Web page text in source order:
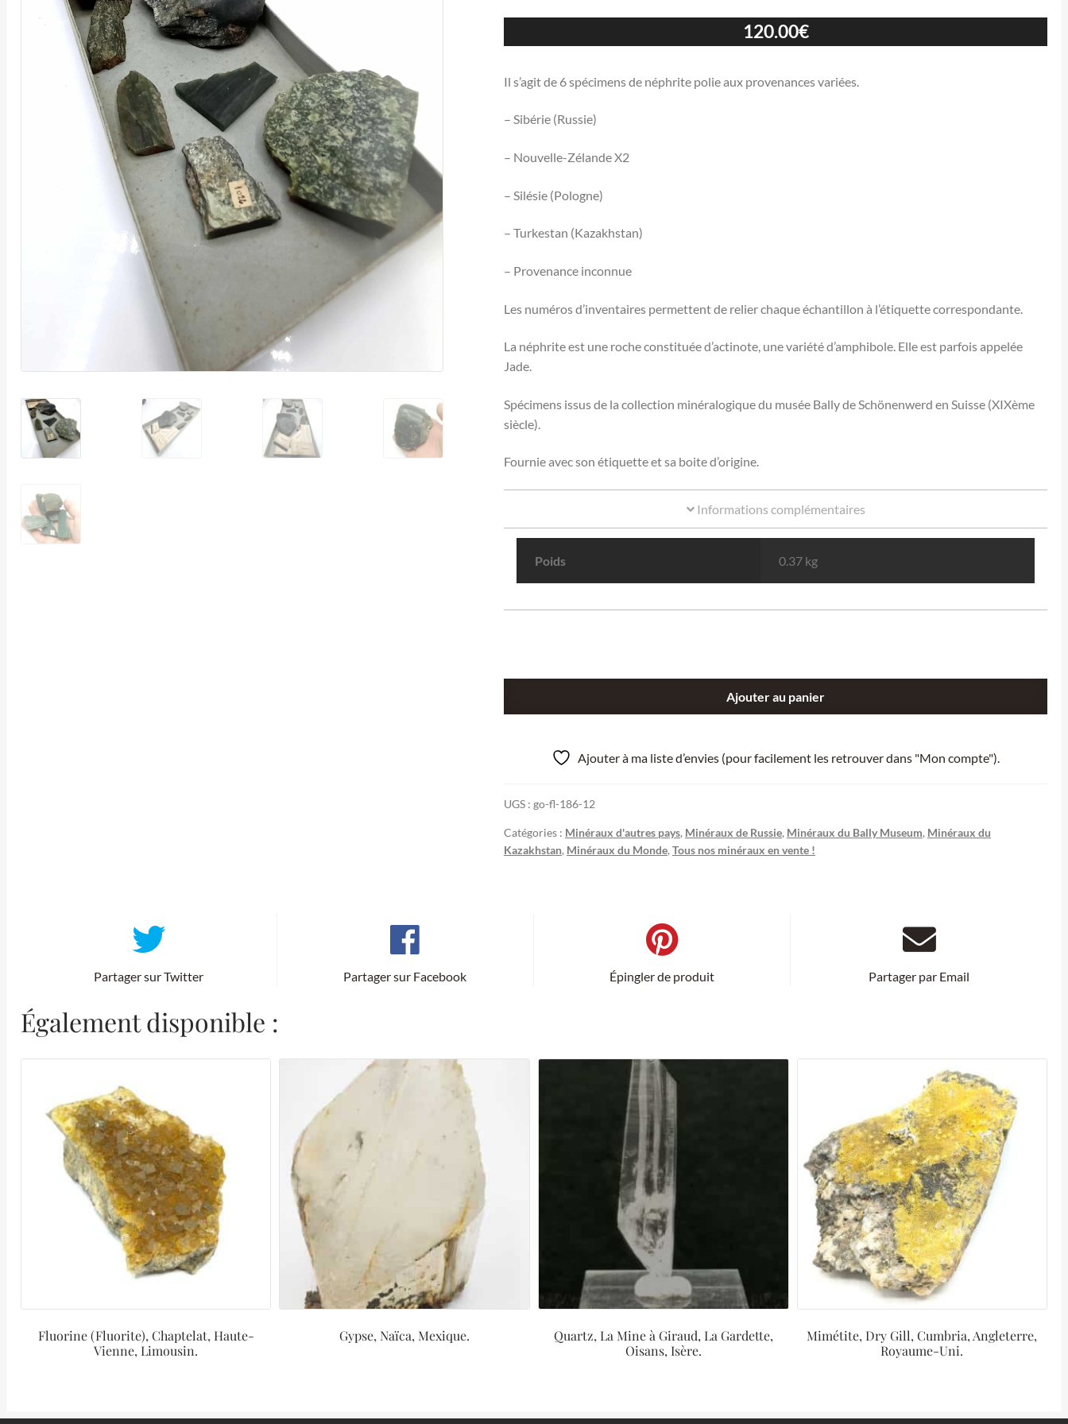
120.00€
Il s’agit de 6 spécimens de néphrite polie aux provenances variées.
– Sibérie (Russie)
– Nouvelle-Zélande X2
– Silésie (Pologne)
– Turkestan (Kazakhstan)
– Provenance inconnue
Les numéros d’inventaires permettent de relier chaque échantillon à l’étiquette correspondante.
La néphrite est une roche constituée d’actinote, une variété d’amphibole. Elle est parfois appelée
Jade.
Spécimens issus de la collection minéralogique du musée Bally de Schönenwerd en Suisse (XIXème
siècle).
Fournie avec son étiquette et sa boite d’origine.
Informations complémentaires
Poids 0.37 kg
(Néphrite,
Kazakhstan,
Nouvelle-
Zélande
Ajouter au panier
Ajouter à ma liste d’envies (pour facilement les retrouver dans "Mon compte").
UGS : go-fl-186-12
Catégories : Minéraux d'autres pays, Minéraux de Russie, Minéraux du Bally Museum, Minéraux du
Kazakhstan, Minéraux du Monde, Tous nos minéraux en vente !
Partager sur Twitter Partager sur Facebook Épingler de produit Partager par Email
Également disponible :
Fluorine (Fluorite), Chaptelat, Haute-
Vienne, Limousin.
Gypse, Naïca, Mexique.
Quartz, La Mine à Giraud, La Gardette,
Oisans, Isère.
Mimétite, Dry Gill, Cumbria, Angleterre,
Royaume-Uni.